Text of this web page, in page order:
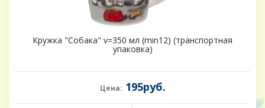
Кружка "Собака" v=350 мл (min12) (транспортная
упаковка)
Цена: 195руб.